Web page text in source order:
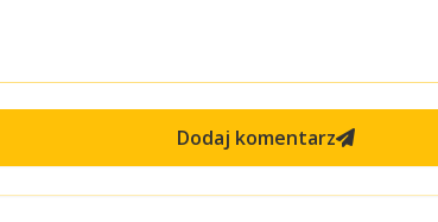
Dodaj komentarz